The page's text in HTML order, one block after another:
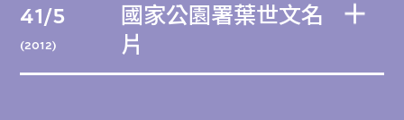
41/5
(2012)
國家公園署葉世文名
片